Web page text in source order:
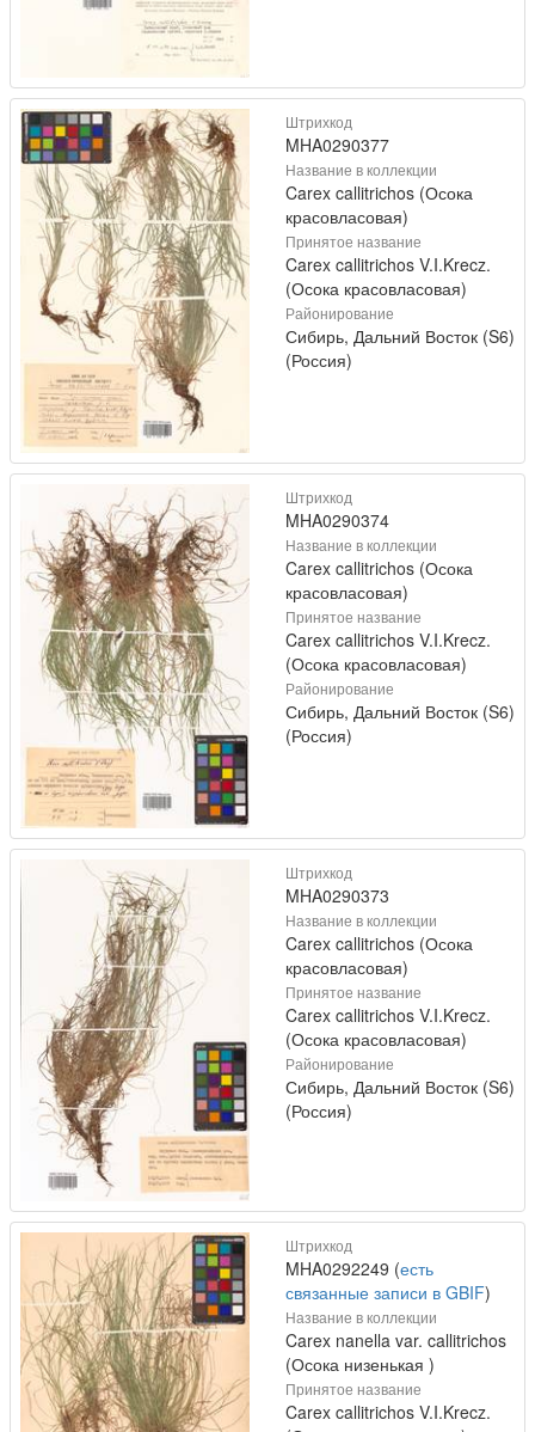
Штрихкод
MHA0290377
Название в коллекции
Carex callitrichos (Осока
красовласовая)
Принятое название
Carex callitrichos V.I.Krecz.
(Осока красовласовая)
Районирование
Сибирь, Дальний Восток (S6)
(Россия)
Штрихкод
MHA0290374
Название в коллекции
Carex callitrichos (Осока
красовласовая)
Принятое название
Carex callitrichos V.I.Krecz.
(Осока красовласовая)
Районирование
Сибирь, Дальний Восток (S6)
(Россия)
Штрихкод
MHA0290373
Название в коллекции
Carex callitrichos (Осока
красовласовая)
Принятое название
Carex callitrichos V.I.Krecz.
(Осока красовласовая)
Районирование
Сибирь, Дальний Восток (S6)
(Россия)
Штрихкод
MHA0292249 (есть
связанные записи в GBIF)
Название в коллекции
Carex nanella var. callitrichos
(Осока низенькая )
Принятое название
Carex callitrichos V.I.Krecz.